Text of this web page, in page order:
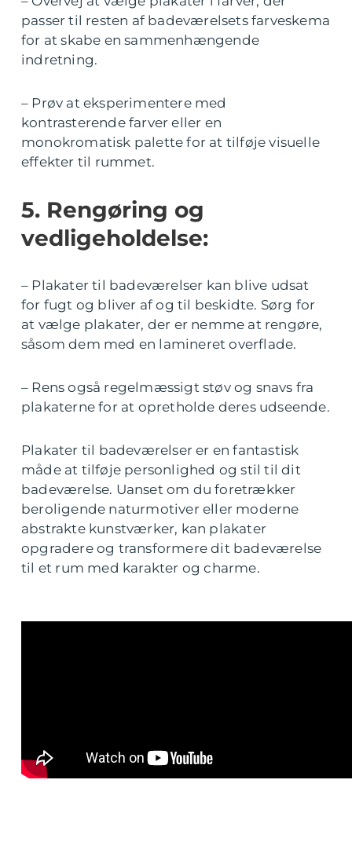
passer til resten af badeværelsets farveskema
for at skabe en sammenhængende
indretning.
– Prøv at eksperimentere med
kontrasterende farver eller en
monokromatisk palette for at tilføje visuelle
effekter til rummet.
5. Rengøring og
vedligeholdelse:
– Plakater til badeværelser kan blive udsat
for fugt og bliver af og til beskidte. Sørg for
at vælge plakater, der er nemme at rengøre,
såsom dem med en lamineret overflade.
– Rens også regelmæssigt støv og snavs fra
plakaterne for at opretholde deres udseende.
Plakater til badeværelser er en fantastisk
måde at tilføje personlighed og stil til dit
badeværelse. Uanset om du foretrækker
beroligende naturmotiver eller moderne
abstrakte kunstværker, kan plakater
opgradere og transformere dit badeværelse
til et rum med karakter og charme.